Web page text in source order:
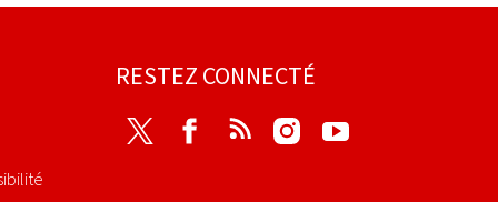
RESTEZ CONNECTÉ
Twitter Facebook
RSS Instagram